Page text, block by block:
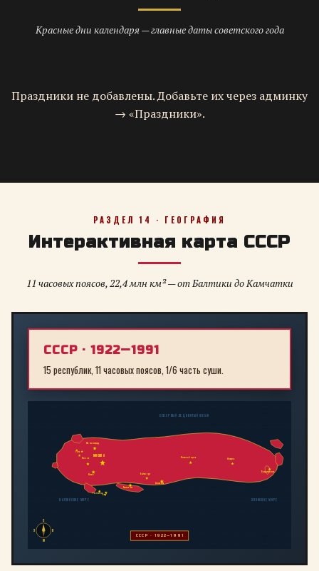
Красные дни календаря — главные даты советского года
Праздники не добавлены. Добавьте их через админку
→ «Праздники».
РАЗДЕЛ 14 · ГЕОГРАФИЯ
Интерактивная карта СССР
11 часовых поясов, 22,4 млн км² — от Балтики до Камчатки
СССР · 1922—1991
15 республик, 11 часовых поясов, 1/6 часть суши.
МОСКВА
Ленинград
Киев
Минск
Ташкент
Алма-Ата
Байконур
Новосибирск Иркутск
Владивосток
ТбилисиБаку
Рига
С
Ю
З
В
СССР · 1922—1991
БАЛТИЙСКОЕ МОРЕ
СЕВЕРНЫЙ ЛЕДОВИТЫЙ ОКЕАН
ЯПОНСКОЕ МОРЕ